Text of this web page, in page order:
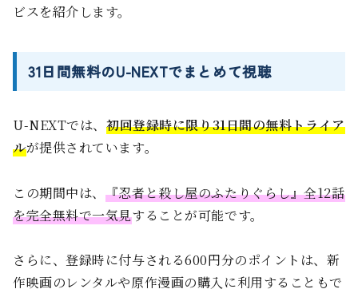
ビスを紹介します。
31日間無料のU-NEXTでまとめて視聴
U-NEXTでは、初回登録時に限り31日間の無料トライア
ルが提供されています。
この期間中は、 『忍者と殺し屋のふたりぐらし』全12話
を完全無料で一気見することが可能です。
さらに、登録時に付与される600円分のポイントは、新
作映画のレンタルや原作漫画の購入に利用することもで